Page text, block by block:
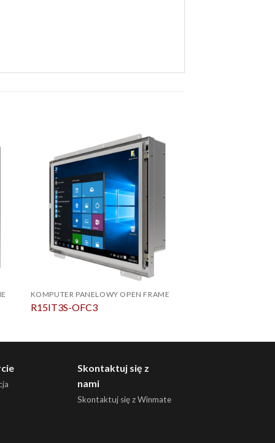
KOMPUTER PANELOWY OPEN FRAME
R15IT3S-OFC3
Skontaktuj się z
nami
Skontaktuj się z Winmate